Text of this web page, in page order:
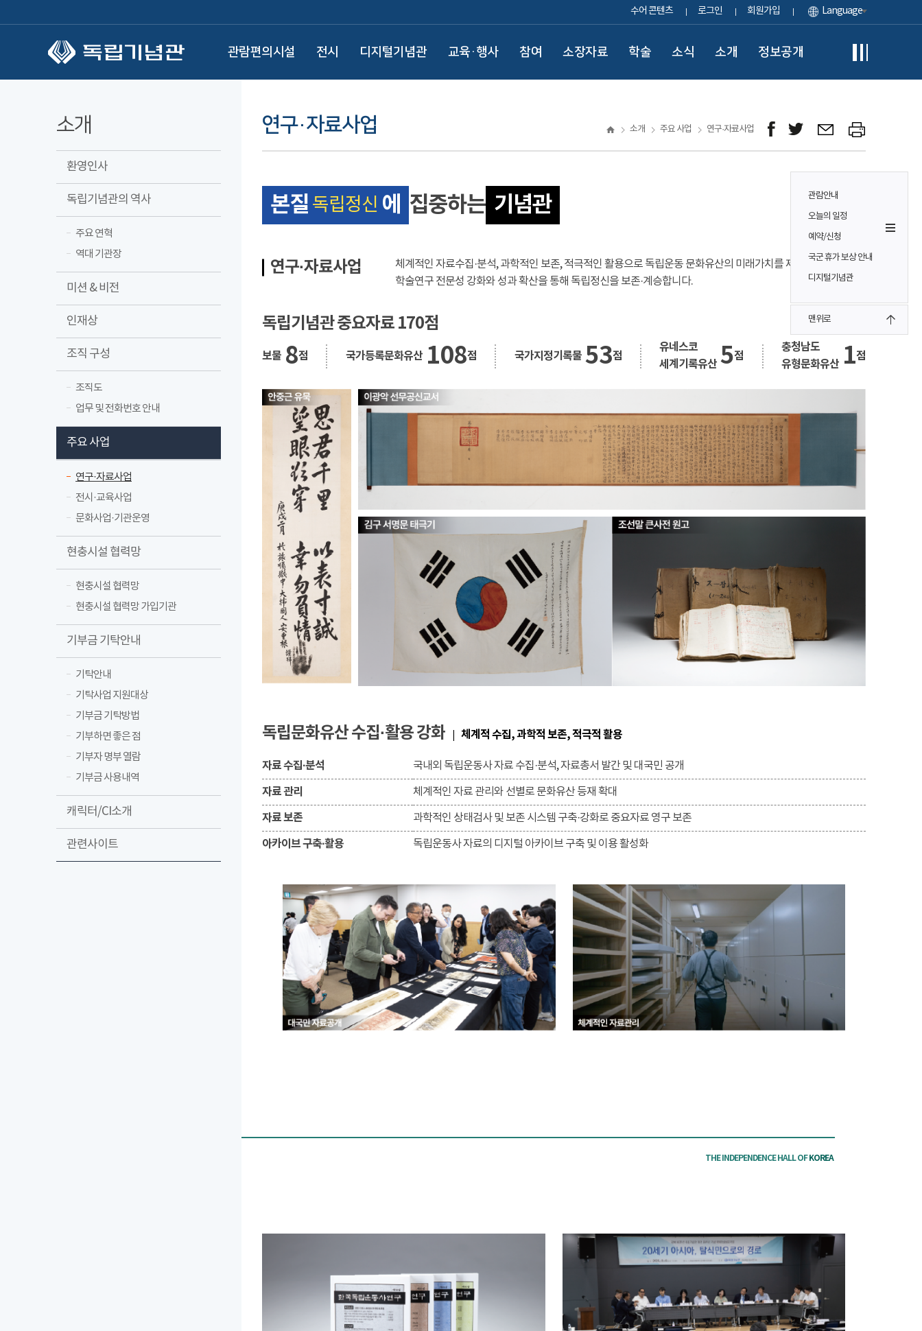
수어 콘텐츠 로그인 회원가입 Language
관람편의시설 전시 디지털기념관 교육·행사 참여 소장자료 학술 소식 소개 정보공개
관람안내
오늘의 일정
예약/신청
국군 휴가 보상 안내
디지털기념관
맨위로
소개
환영인사
독립기념관의 역사
주요 연혁
역대 기관장
미션 & 비전
인재상
조직 구성
조직도
업무 및 전화번호 안내
주요 사업
연구·자료사업
전시·교육사업
문화사업·기관운영
현충시설 협력망
현충시설 협력망
현충시설 협력망 가입기관
기부금 기탁안내
기탁안내
기탁사업 지원대상
기부금 기탁방법
기부하면 좋은 점
기부자 명부 열람
기부금 사용내역
캐릭터/CI소개
관련사이트
연구·자료사업 소개 주요 사업 연구·자료사업
본질 독립정신 에 집중하는 기념관
연구·자료사업
체계적인 자료수집·분석, 과학적인 보존, 적극적인 활용으로 독립운동 문화유산의 미래가치를 제고하고,
학술연구 전문성 강화와 성과 확산을 통해 독립정신을 보존·계승합니다.
독립기념관 중요자료 170점
보물 8점 국가등록문화유산 108점 국가지정기록물 53점
유네스코
세계기록유산 5점
충청남도
유형문화유산 1점
독립문화유산 수집·활용 강화 체계적 수집, 과학적 보존, 적극적 활용
자료 수집·분석 국내외 독립운동사 자료 수집·분석, 자료총서 발간 및 대국민 공개
자료 관리 체계적인 자료 관리와 선별로 문화유산 등재 확대
자료 보존 과학적인 상태검사 및 보존 시스템 구축·강화로 중요자료 영구 보존
아카이브 구축·활용 독립운동사 자료의 디지털 아카이브 구축 및 이용 활성화
THE INDEPENDENCE HALL OFKOREA